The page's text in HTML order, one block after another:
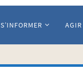
S’INFORMER AGIR